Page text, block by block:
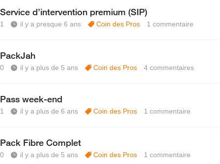
Service d’intervention premium (SIP)
1 il y a presque 6 ans Coin des Pros 1 commentaire
PackJah
0 il y a plus de 5 ans Coin des Pros 4 commentaires
Pass week-end
1 il y a plus de 6 ans Coin des Pros 1 commentaire
Pack Fibre Complet
0 il y a plus de 5 ans Coin des Pros 1 commentaire